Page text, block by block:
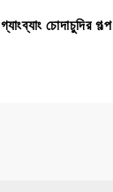
গ্যাংব্যাং চোদাচুদির গল্প